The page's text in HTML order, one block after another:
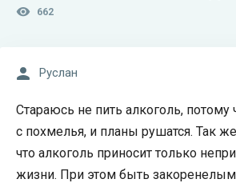
662
Руслан
Стараюсь не пить алкоголь,
с похмелья, и планы рушатся. Так
что алкоголь приносит только
жизни. При этом быть